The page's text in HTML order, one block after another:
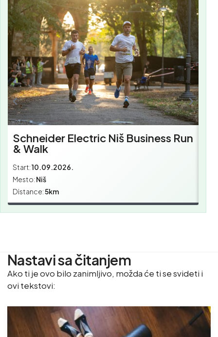
Schneider Electric Niš Business Run
& Walk
Start:10.09.2026.
Mesto: Niš
Distance:5km
Nastavi sa čitanjem
Ako ti je ovo bilo zanimljivo, možda će ti se svideti i
ovi tekstovi: